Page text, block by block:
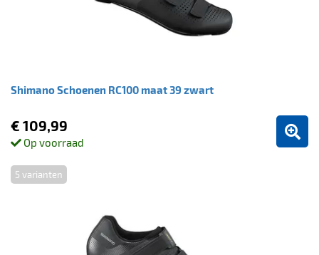
Shimano Schoenen RC100 maat 39 zwart
€ 109,99
Op voorraad
5 varianten